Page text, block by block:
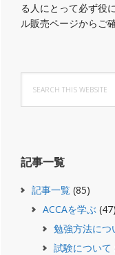
る人にとって必ず役
ル販売ページからご
this
website
記事一覧
記事一覧 (85)
ACCAを学ぶ (47)
勉強方法につ
試験について